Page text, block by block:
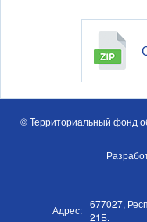
© Территориальный фонд
Адрес: 677027,
21Б.